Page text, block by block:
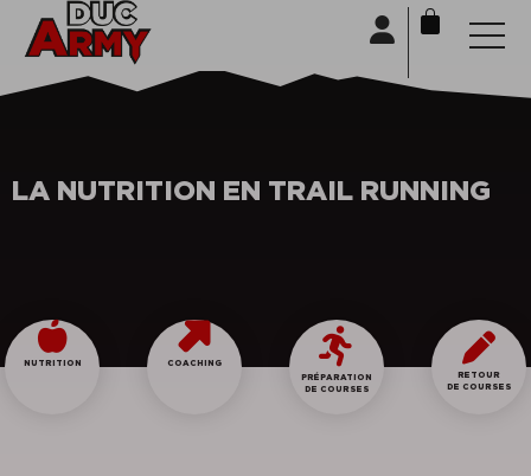
LA NUTRITION EN TRAIL RUNNING
NUTRITION
COACHING
PRÉPARATION
DE COURSES
RETOUR
DE COURSES
Panneau de gestion des cookies